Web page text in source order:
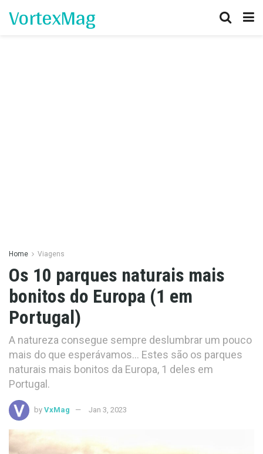
VortexMag
Home Viagens
Os 10 parques naturais mais
bonitos do Europa (1 em
Portugal)
A natureza consegue sempre deslumbrar um pouco
mais do que esperávamos... Estes são os parques
naturais mais bonitos da Europa, 1 deles em
Portugal.
by VxMag Jan 3, 2023